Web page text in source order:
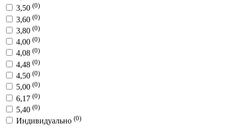
3,50 (0)
3,60 (0)
3,80 (0)
4,00 (0)
4,08 (0)
4,48 (0)
4,50 (0)
5,00 (0)
6,17 (0)
5,40 (0)
Индивидуально (0)